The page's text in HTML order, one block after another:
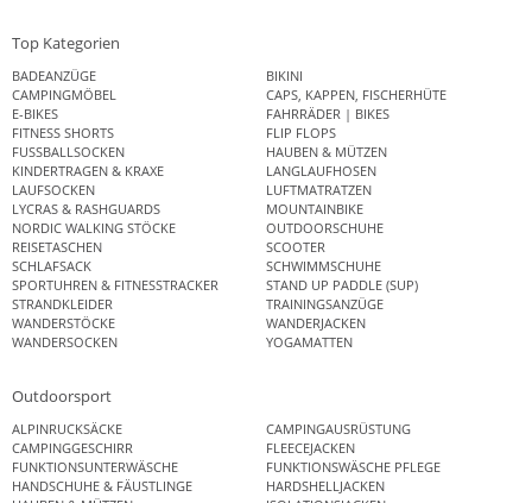
Top Kategorien
BADEANZÜGE
BIKINI
CAMPINGMÖBEL
CAPS, KAPPEN, FISCHERHÜTE
E-BIKES
FAHRRÄDER | BIKES
FITNESS SHORTS
FLIP FLOPS
FUSSBALLSOCKEN
HAUBEN & MÜTZEN
KINDERTRAGEN & KRAXE
LANGLAUFHOSEN
LAUFSOCKEN
LUFTMATRATZEN
LYCRAS & RASHGUARDS
MOUNTAINBIKE
NORDIC WALKING STÖCKE
OUTDOORSCHUHE
REISETASCHEN
SCOOTER
SCHLAFSACK
SCHWIMMSCHUHE
SPORTUHREN & FITNESSTRACKER
STAND UP PADDLE (SUP)
STRANDKLEIDER
TRAININGSANZÜGE
WANDERSTÖCKE
WANDERJACKEN
WANDERSOCKEN
YOGAMATTEN
Outdoorsport
ALPINRUCKSÄCKE
CAMPINGAUSRÜSTUNG
CAMPINGGESCHIRR
FLEECEJACKEN
FUNKTIONSUNTERWÄSCHE
FUNKTIONSWÄSCHE PFLEGE
HANDSCHUHE & FÄUSTLINGE
HARDSHELLJACKEN